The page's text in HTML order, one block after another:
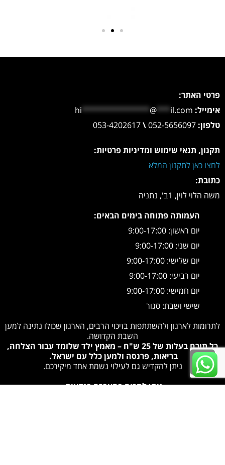
פרטי האתר:
אימייל:
hi***************@***il.com
טלפון:
\
תקנון, תנאי שימוש ומדיניות פרטיות:
לחצו כאן לתקנון המלא
כתובת:
משה הלוי לוין, 1ב', נתניה
העמותה פתוחה בימים הבאים:
יום ראשון: 9:00-17:00
יום שני: 9:00-17:00
יום שלישי: 9:00-17:00
יום רביעי: 9:00-17:00
יום חמישי: 9:00-17:00
שישי ושבת: סגור
לתרומות לארגון ולהשתתפות בזיכוי הרבים, הארגון שכולו נתינה למען
השבת הקדושה.
כל תורם בעלות של 25 ש"ח – מאמץ ילד שלומד עבור הצלחה,
בריאות, פרנסה ולמען כלל עם ישראל.
ניתן להקדיש גם לעילוי נשמת אחד מיקירכם.
ניתן לתרום בהעברה בנקאית:
גלילה
לראש